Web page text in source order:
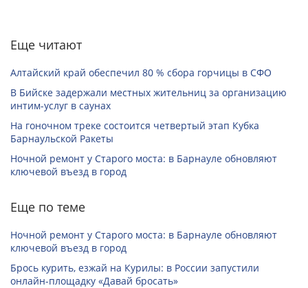
Еще читают
Алтайский край обеспечил 80 % сбора горчицы в СФО
В Бийске задержали местных жительниц за организацию
интим-услуг в саунах
На гоночном треке состоится четвертый этап Кубка
Барнаульской Ракеты
Ночной ремонт у Старого моста: в Барнауле обновляют
ключевой въезд в город
Еще по теме
Ночной ремонт у Старого моста: в Барнауле обновляют
ключевой въезд в город
Брось курить, езжай на Курилы: в России запустили
онлайн-­площадку «Давай бросать»